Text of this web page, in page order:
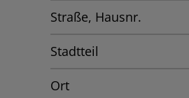
Straße, Hausnr.
Stadtteil
Ort